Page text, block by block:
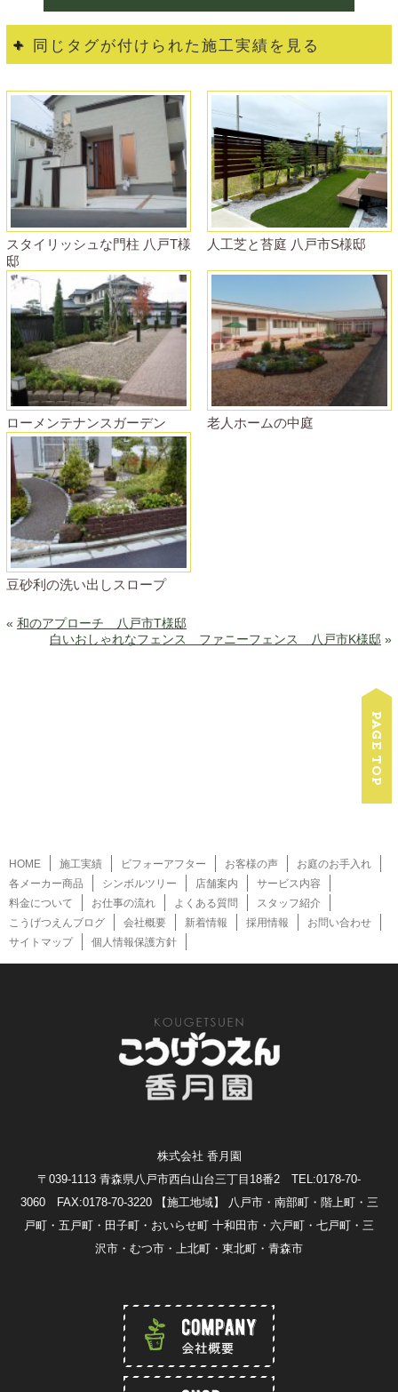
同じタグが付けられた施工実績を見る
スタイリッシュな門柱 八戸T様
邸
人工芝と苔庭 八戸市S様邸
ローメンテナンスガーデン 老人ホームの中庭
豆砂利の洗い出しスロープ
« 和のアプローチ 八戸市T様邸
白いおしゃれなフェンス ファニーフェンス 八戸市K様邸 »
HOME 施工実績 ビフォーアフター お客様の声
お庭のお手入れ
各メーカー商品
シンボルツリー 店舗案内
サービス内容
料金について
お仕事の流れ よくある質問
スタッフ紹介
こうげつえんブログ
会社概要 新着情報 採用情報
お問い合わせ
サイトマップ
個人情報保護方針
株式会社 香月園
〒039-1113 青森県八戸市西白山台三丁目18番2 TEL:0178-70-
3060 FAX:0178-70-3220
【施工地域】 八戸市・南部町・階上町・三
戸町・五戸町・田子町・おいらせ町 十和田市・六戸町・七戸町・三
沢市・むつ市・上北町・東北町・青森市